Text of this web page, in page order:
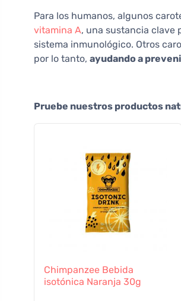
Para los humanos, algunos
vitamina A, una sustancia clave
sistema inmunológico. Otros
por lo tanto, ayudando a
Pruebe nuestros productos
Chimpanzee Bebida
isotónica Naranja 30g